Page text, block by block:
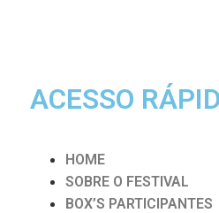
ACESSO
HOME
SOBRE O FESTIVAL
BOX’S PARTICIPANTES